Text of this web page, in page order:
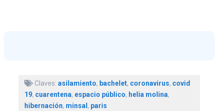
Claves: asilamiento, bachelet, coronavirus, covid
19, cuarentena, espacio público, helia molina,
hibernación, minsal , paris